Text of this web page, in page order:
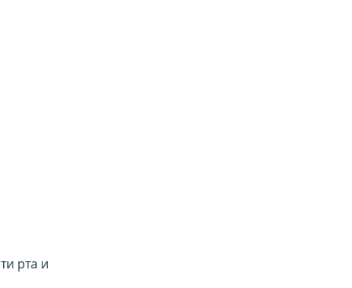
рта и